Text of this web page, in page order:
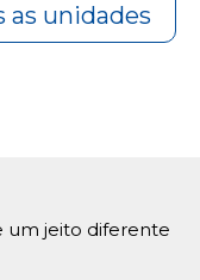
as unidades
um jeito diferente